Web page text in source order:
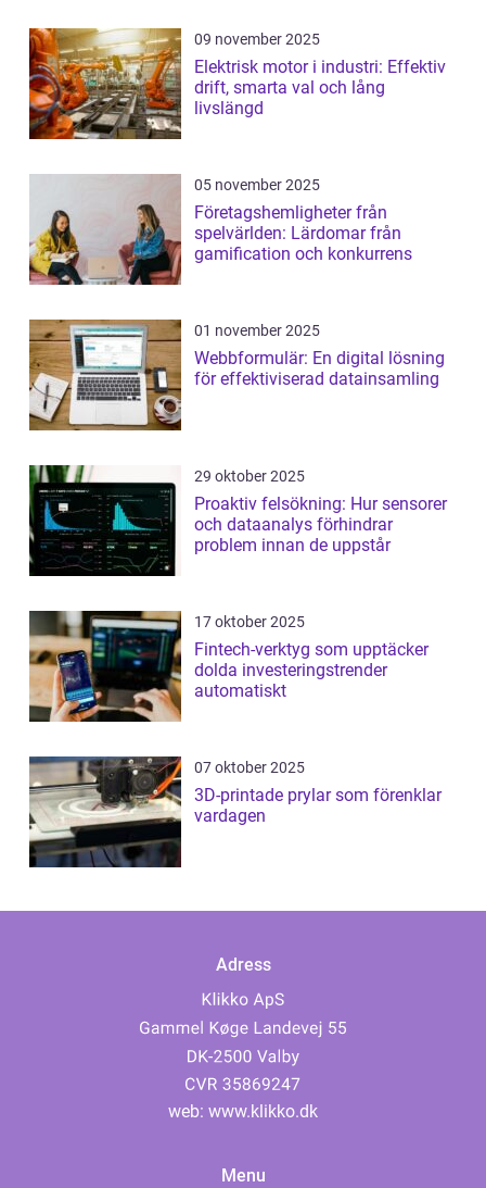
09 november 2025
Elektrisk motor i industri: Effektiv
drift, smarta val och lång
livslängd
05 november 2025
Företagshemligheter från
spelvärlden: Lärdomar från
gamification och konkurrens
01 november 2025
Webbformulär: En digital lösning
för effektiviserad datainsamling
29 oktober 2025
Proaktiv felsökning: Hur sensorer
och dataanalys förhindrar
problem innan de uppstår
17 oktober 2025
Fintech-verktyg som upptäcker
dolda investeringstrender
automatiskt
07 oktober 2025
3D-printade prylar som förenklar
vardagen
Adress
web: www.klikko.dk
Menu